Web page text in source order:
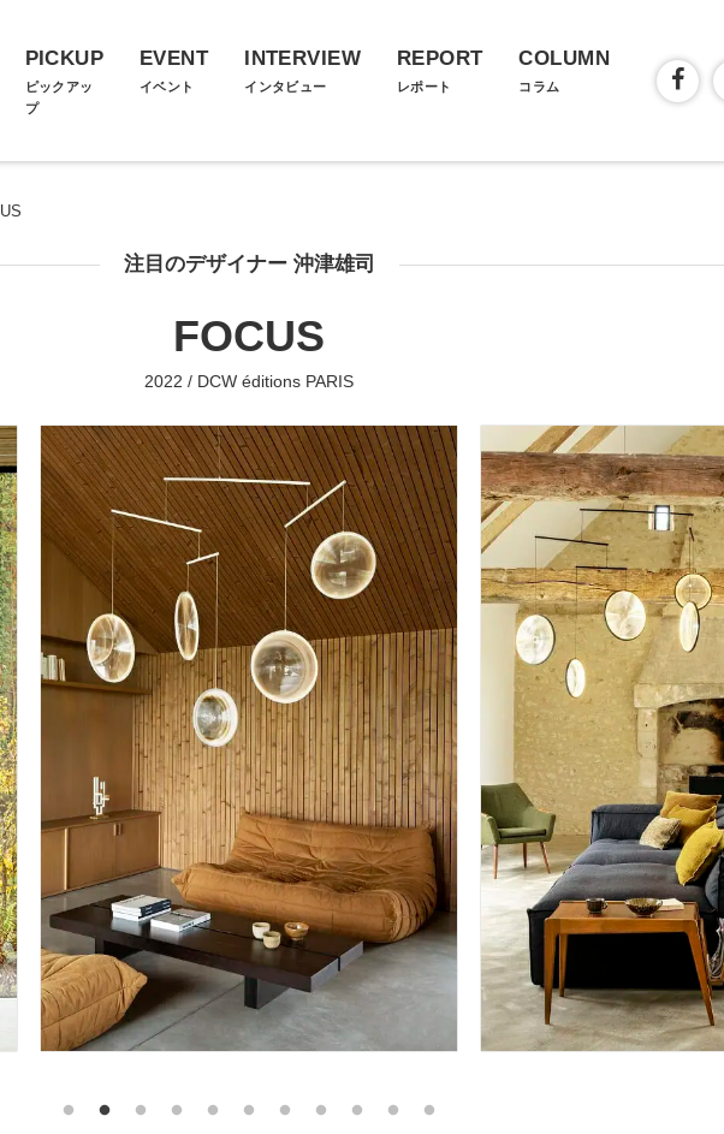
PICKUP
ピックアッ
プ
EVENT
イベント
INTERVIEW
インタビュー
REPORT
レポート
COLUMN
コラム
注目のデザイナー 沖津雄司
FOCUS
2022 / DCW éditions PARIS